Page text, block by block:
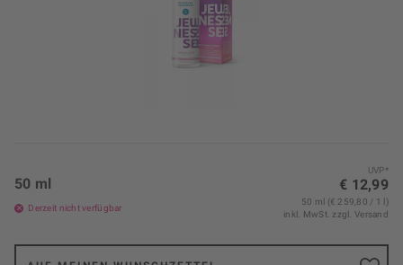
UVP*
€ 12,99
50 ml
Derzeit nicht verfügbar
50 ml (€ 259,80 / 1 l)
inkl. MwSt.zzgl. Versand